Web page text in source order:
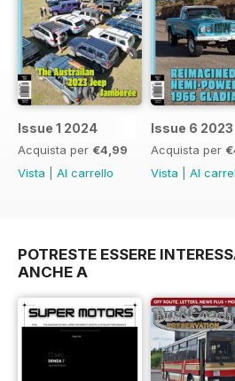
Issue 1 2024
Acquista per €4,99
Vista
Al carrello
Issue 6 2023
Acquista per
Vista
Al
POTRESTE ESSERE
ANCHE A